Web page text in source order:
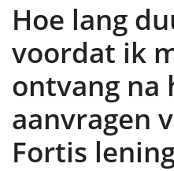
Hoe lang
voordat ik
ontvang na
aanvragen
Fortis